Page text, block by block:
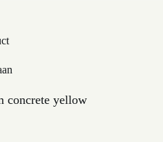
concrete yellow